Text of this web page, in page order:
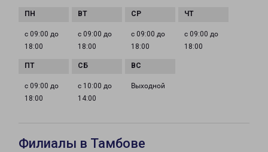
с 09:00 до
18:00
с 09:00 до
18:00
с 09:00 до
18:00
с 09:00 до
18:00
с 09:00 до
18:00
с 10:00 до
14:00
Выходной
Филиалы в Тамбове